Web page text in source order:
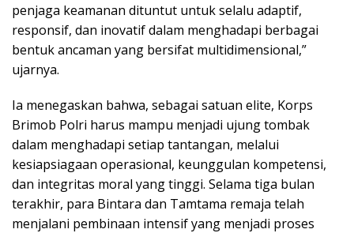
penjaga keamanan dituntut untuk selalu adaptif,
responsif, dan inovatif dalam menghadapi berbagai
bentuk ancaman yang bersifat multidimensional,”
ujarnya.
Ia menegaskan bahwa, sebagai satuan elite, Korps
Brimob Polri harus mampu menjadi ujung tombak
dalam menghadapi setiap tantangan, melalui
kesiapsiagaan operasional, keunggulan kompetensi,
dan integritas moral yang tinggi. Selama tiga bulan
terakhir, para Bintara dan Tamtama remaja telah
menjalani pembinaan intensif yang menjadi proses